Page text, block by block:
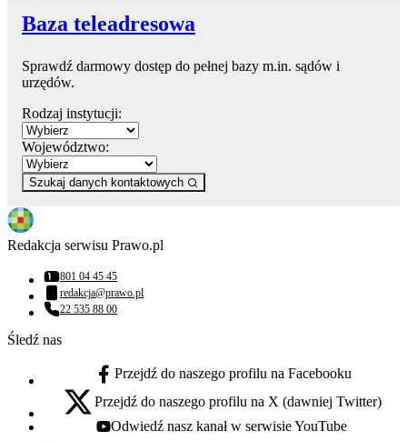
Baza teleadresowa
Sprawdź darmowy dostęp do pełnej bazy m.in. sądów i
urzędów.
Rodzaj instytucji:
Województwo:
Szukaj danych kontaktowych
Redakcja serwisu Prawo.pl
Numer telefonu:
801 04 45 45
Adres email:
redakcja@prawo.pl
Numer telefonu:
22 535 88 00
Śledź nas
facebook - otwiera się w nowej karcie
Przejdź do naszego profilu na Facebooku
x - otwiera się w nowej karcie
Przejdź do naszego profilu na X (dawniej Twitter)
youtube - otwiera się w nowej karcie
Odwiedź nasz kanał w serwisie YouTube